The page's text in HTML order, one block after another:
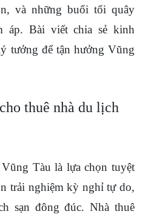
và những buổi tối quây
áp. Bài viết chia sẻ kinh
tưởng để tận hưởng Vũng
thuê nhà du lịch
Tàu là lựa chọn tuyệt
trải nghiệm kỳ nghỉ tự do,
sạn đông đúc. Nhà thuê